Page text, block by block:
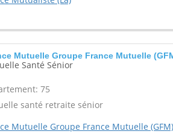
Mutuelle Groupe France Mutuelle
Santé Sénior
75
santé retraite sénior
Mutuelle Groupe France Mutuelle